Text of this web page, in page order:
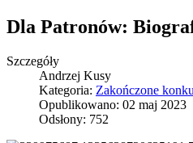
Dla Patronów:
Szczegóły
Andrzej Kusy
Kategoria: Zakończone
Opublikowano: 02 maj 2023
Odsłony: 752